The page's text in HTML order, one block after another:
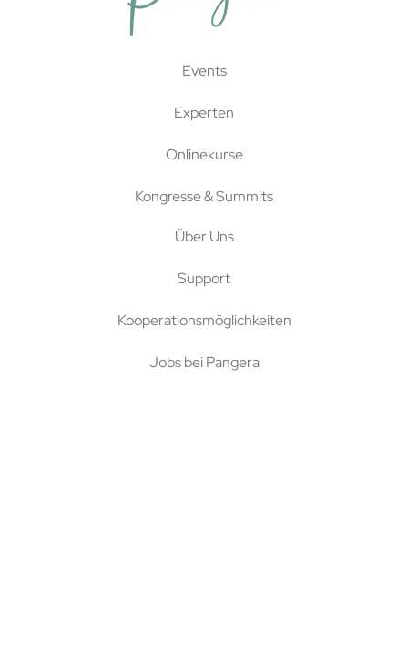
Events
Experten
Onlinekurse
Kongresse & Summits
Über Uns
Support
Kooperationsmöglichkeiten
Jobs bei Pangera